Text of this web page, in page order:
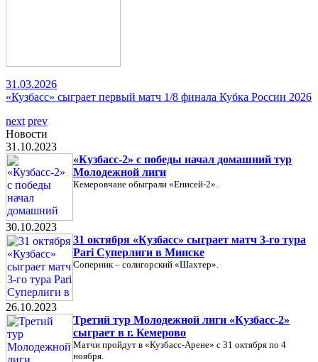
31.03.2026
«Кузбасс» сыграет первый матч 1/8 финала Кубка России 2026
next prev
Новости
31.10.2023
«Кузбасс-2» с победы начал домашний тур
Молодежной лиги
Кемеровчане обыграли «Енисей-2».
30.10.2023
31 октября «Кузбасс» сыграет матч 3-го тура
Pari Суперлиги в Минске
Соперник – солигорский «Шахтер».
26.10.2023
Третий тур Молодежной лиги «Кузбасс-2»
сыграет в г. Кемерово
Матчи пройдут в «Кузбасс-Арене» с 31 октября по 4
ноября.